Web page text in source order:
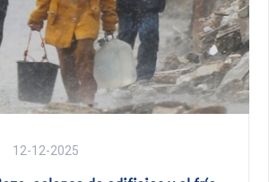
12-12-2025